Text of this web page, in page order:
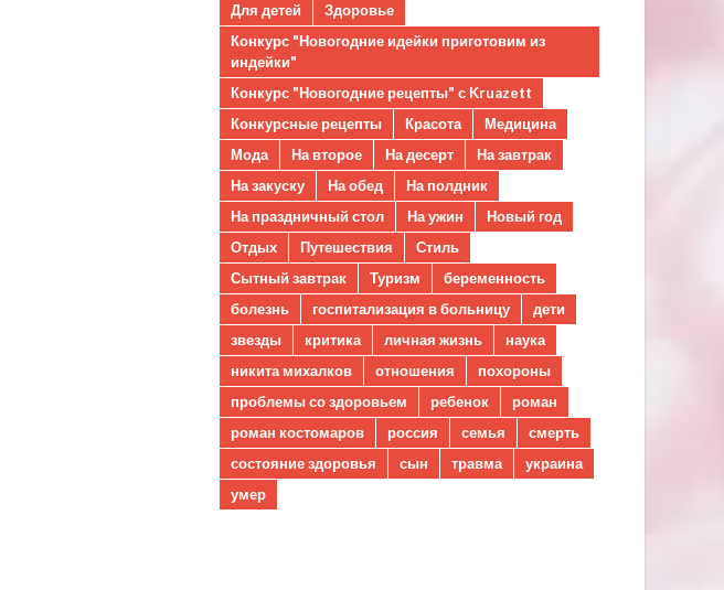
Для детей
Здоровье
Конкурс "Новогодние идейки приготовим из
индейки"
Конкурс "Новогодние рецепты" с Kruazett
Конкурсные рецепты
Красота
Медицина
Мода
На второе На десерт
На завтрак
На закуску
На обед
На полдник
На праздничный стол
На ужин
Новый год
Отдых
Путешествия
Стиль
Сытный завтрак
Туризм
беременность
болезнь
госпитализация в больницу
дети
звезды
критика личная жизнь
наука
никита михалков
отношения
похороны
проблемы со здоровьем
ребенок
роман
роман костомаров
россия семья
смерть
состояние здоровья
сын травма
украина
умер